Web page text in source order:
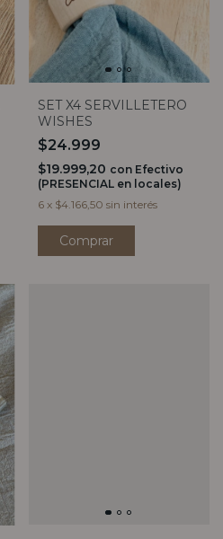
SET X4 SERVILLETERO
WISHES
$24.999
$19.999,20 con Efectivo
(PRESENCIAL en locales)
6 x $4.166,50 sin interés